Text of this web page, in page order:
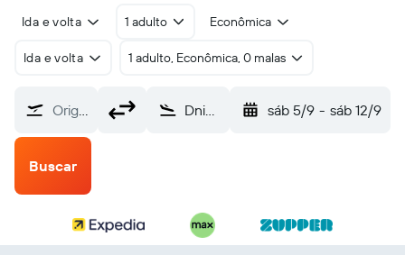
Ida e volta 1 adulto Econômica
Ida e volta 1 adulto, Econômica, 0 malas
Origem Dnipro Dnepropetrovsk (DNK) sáb 5/9 - sáb 12/9
Buscar